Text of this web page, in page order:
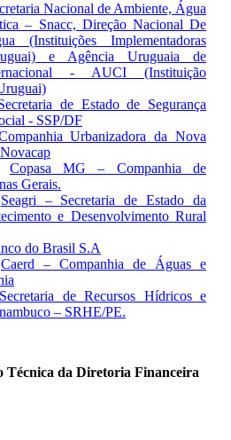
Nacional de Ambiente, Água
– Snacc, Direção Nacional De
(Instituições Implementadoras
e Agência Uruguaia de
- AUCI (Instituição
de Estado de Segurança
- SSP/DF
Urbanizadora da Nova
Copasa MG – Companhia de
Gerais.
Seagri – Secretaria de Estado da
e Desenvolvimento Rural
do Brasil S.A
Caerd – Companhia de Águas e
Secretaria de Recursos Hídricos e
– SRHE/PE.
Técnica da Diretoria Financeira